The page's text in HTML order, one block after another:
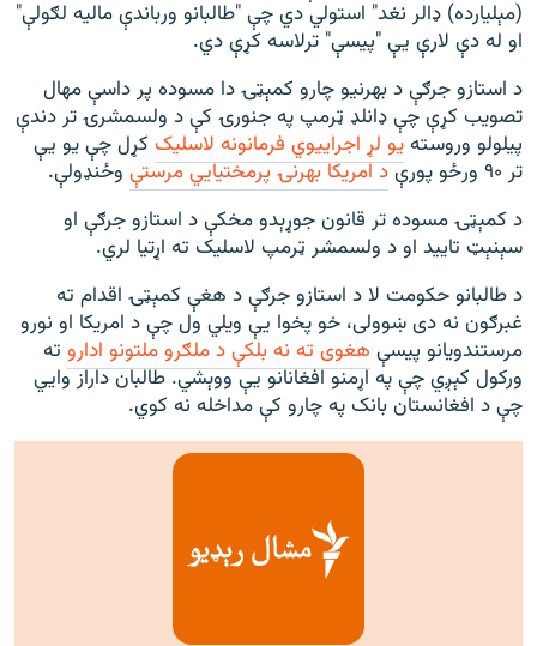
(مېلیارده) ډالر نغد" استولي دي چې "طالبانو ورباندې مالیه لګولې"
او له دې لارې یې "پیسې" ترلاسه کړې دي.
د استازو جرګې د بهرنیو چارو کمېټۍ دا مسوده پر داسې مهال
تصویب کړې چې ډانلډ ټرمپ په جنورۍ کې د ولسمشرۍ تر دندې
پیلولو وروستهیو لړ اجراییوي فرمانونه لاسلیک کړل چې یو یې
تر ۹۰ ورځو پورې
د امریکا بهرنۍ پرمختیايي مرستې وځنډولې.
د کمېټۍ مسوده تر قانون جوړېدو مخکې د استازو جرګې او
سېنېټ تایید او د ولسمشر ټرمپ لاسلیک ته اړتیا لري.
د طالبانو حکومت لا د استازو جرګې د هغې کمېټۍ اقدام ته
غبرګون نه دی ښوولی، خو پخوا یې ویلي ول چې د امریکا او نورو
مرستندویانو پیسې هغوی ته نه بلکې د ملګرو ملتونو ادارو ته
ورکول کېږي چې په اړمنو افغانانو یې ووېشي. طالبان داراز وايي
چې د افغانستان بانک په چارو کې مداخله نه کوي.